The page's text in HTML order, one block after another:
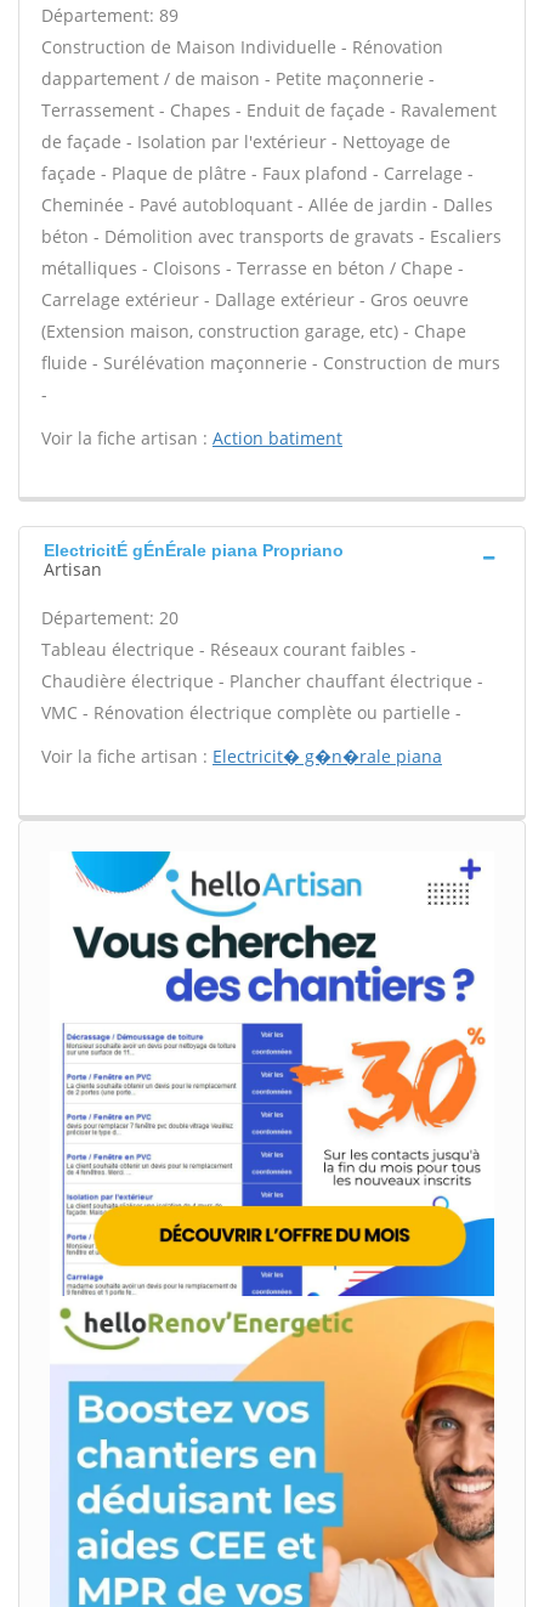
Département: 89
Construction de Maison Individuelle - Rénovation
dappartement / de maison - Petite maçonnerie -
Terrassement - Chapes - Enduit de façade - Ravalement
de façade - Isolation par l'extérieur - Nettoyage de
façade - Plaque de plâtre - Faux plafond - Carrelage -
Cheminée - Pavé autobloquant - Allée de jardin - Dalles
béton - Démolition avec transports de gravats - Escaliers
métalliques - Cloisons - Terrasse en béton / Chape -
Carrelage extérieur - Dallage extérieur - Gros oeuvre
(Extension maison, construction garage, etc) - Chape
fluide - Surélévation maçonnerie - Construction de murs
-
Voir la fiche artisan : Action batiment
ElectricitÉ gÉnÉrale piana Propriano
Artisan
Département: 20
Tableau électrique - Réseaux courant faibles -
Chaudière électrique - Plancher chauffant électrique -
VMC - Rénovation électrique complète ou partielle -
Voir la fiche artisan : Electricit� g�n�rale piana